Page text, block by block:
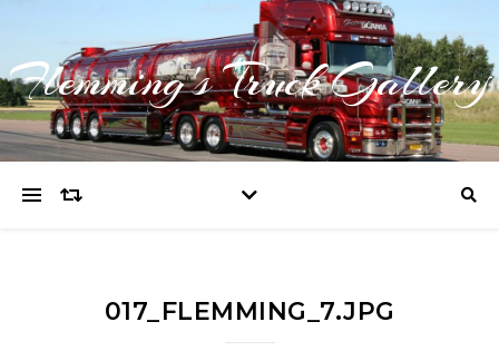
Flemming's Truck Gallery
017_FLEMMING_7.JPG